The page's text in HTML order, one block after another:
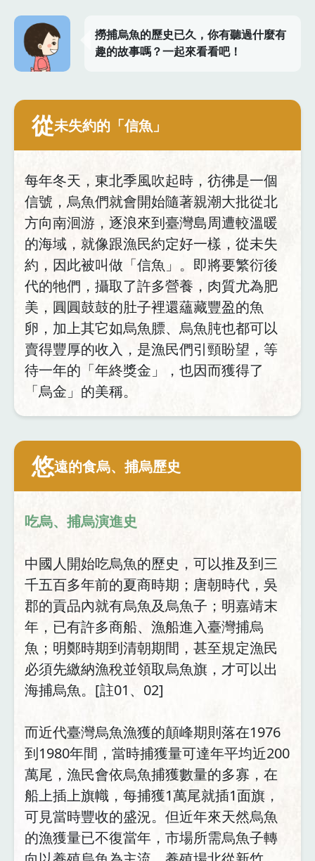
撈捕烏魚的歷史已久，你有聽過什麼有
趣的故事嗎？一起來看看吧！
從未失約的「信魚」
每年冬天，東北季風吹起時，彷彿是一個
信號，烏魚們就會開始隨著親潮大批從北
方向南洄游，逐浪來到臺灣島周遭較溫暖
的海域，就像跟漁民約定好一樣，從未失
約，因此被叫做「信魚」。即將要繁衍後
代的牠們，攝取了許多營養，肉質尤為肥
美，圓圓鼓鼓的肚子裡還蘊藏豐盈的魚
卵，加上其它如烏魚膘、烏魚肫也都可以
賣得豐厚的收入，是漁民們引頸盼望，等
待一年的「年終獎金」，也因而獲得了
「烏金」的美稱。
悠遠的食烏、捕烏歷史
吃烏、捕烏演進史
中國人開始吃烏魚的歷史，可以推及到三
千五百多年前的夏商時期；唐朝時代，吳
郡的貢品內就有烏魚及烏魚子；明嘉靖末
年，已有許多商船、漁船進入臺灣捕烏
魚；明鄭時期到清朝期間，甚至規定漁民
必須先繳納漁稅並領取烏魚旗，才可以出
海捕烏魚。[註01、02]
而近代臺灣烏魚漁獲的顛峰期則落在1976
到1980年間，當時捕獲量可達年平均近200
萬尾，漁民會依烏魚捕獲數量的多寡，在
船上插上旗幟，每捕獲1萬尾就插1面旗，
可見當時豐收的盛況。但近年來天然烏魚
的漁獲量已不復當年，市場所需烏魚子轉